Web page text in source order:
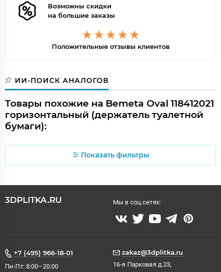
Возможны скидки
на большие заказы
Положительные отзывы клиентов
ИИ-ПОИСК АНАЛОГОВ
Товары похожие на Bemeta Oval 118412021
горизонтальный (держатель туалетной
бумаги):
Показать фильтры
3DPLITKA.RU Мы в соц.сетях:
+7 (495) 966-18-01
Пн-Пт: 8:00–20:00
zakaz@3dplitka.ru
16-я Парковая д.23,